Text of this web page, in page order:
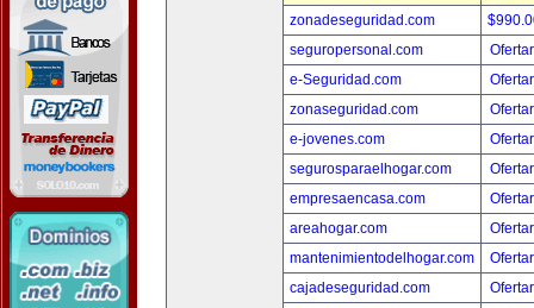
zonadeseguridad.com
seguropersonal.com
e-Seguridad.com
zonaseguridad.com
e-jovenes.com
segurosparaelhogar.com
empresaencasa.com
areahogar.com
mantenimientodelhogar.com
cajadeseguridad.com